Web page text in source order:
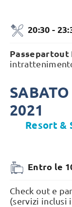
20:30 -
Passepartout
2021
Resort &
Entro le
Check out e
(servizi inclusi